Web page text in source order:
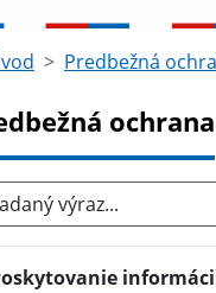
Predbežná
ochrana
výraz...